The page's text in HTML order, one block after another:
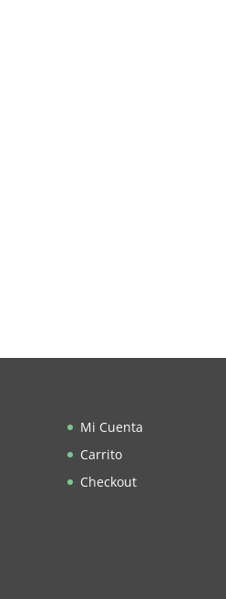
Mi Cuenta
Carrito
Checkout